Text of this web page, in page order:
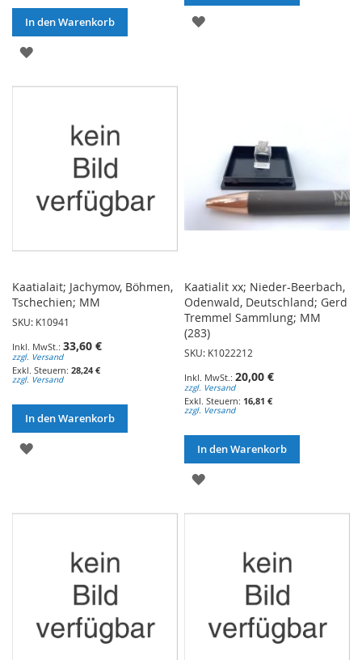
In den Warenkorb
ZUR
ZUR
Kaatialait; Jachymov, Böhmen,
Tschechien; MM
SKU: K10941
33,60 €
zzgl. Versand
28,24 €
zzgl. Versand
In den Warenkorb
ZUR
Kaatialit xx; Nieder-Beerbach,
Odenwald, Deutschland; Gerd
Tremmel Sammlung; MM
(283)
SKU: K1022212
20,00 €
zzgl. Versand
16,81 €
zzgl. Versand
In den Warenkorb
ZUR